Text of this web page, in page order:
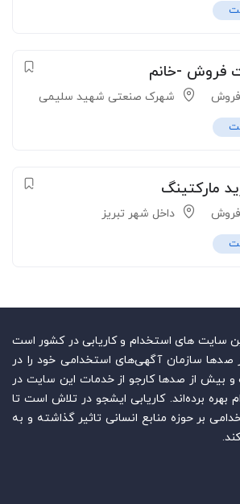
فروش -خانم
فروش شهرک صنعتی شهید سلیمی
مارکتینگ
فروش داخل شهر تبریز
سایت‌ های استخدام و کاریابی در کشور است
صدها سازمان آگهی‌های استخدامی خود را در
و بیش از صدها کارجو از خدمات این سایت در
بهره برده‌اند. کاریابی ایشجو در تلاش است تا
بر حوزه منابع انسانی تاثیر گذاشته و به